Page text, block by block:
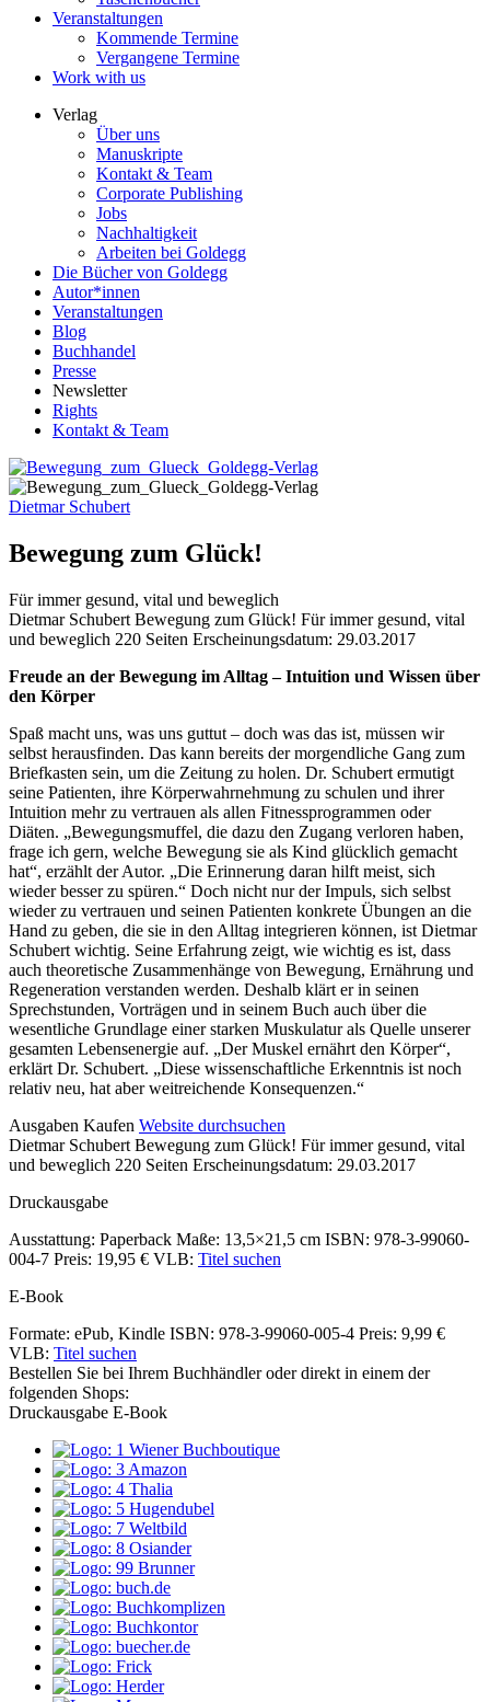
Veranstaltungen
Kommende Termine
Vergangene Termine
Work with us
Verlag
Über uns
Manuskripte
Kontakt & Team
Corporate Publishing
Jobs
Nachhaltigkeit
Arbeiten bei Goldegg
Die Bücher von Goldegg
Autor*innen
Veranstaltungen
Blog
Buchhandel
Presse
Newsletter
Rights
Kontakt & Team
Dietmar Schubert
Bewegung zum Glück!
Für immer gesund, vital und beweglich
Buchdetails
Dietmar Schubert Bewegung zum Glück! Für immer gesund, vital
und beweglich 220 Seiten Erscheinungsdatum: 29.03.2017
Beschreibung
Freude an der Bewegung im Alltag –Intuition und Wissen über
den Körper
Spaß macht uns, was uns guttut – doch was das ist, müssen wir
selbst herausfinden. Das kann bereits der morgendliche Gang zum
Briefkasten sein, um die Zeitung zu holen. Dr. Schubert ermutigt
seine Patienten, ihre Körperwahrnehmung zu schulen und ihrer
Intuition mehr zu vertrauen als allen Fitnessprogrammen oder
Diäten. „Bewegungsmuffel, die dazu den Zugang verloren haben,
frage ich gern, welche Bewegung sie als Kind glücklich gemacht
hat“, erzählt der Autor. „Die Erinnerung daran hilft meist, sich
wieder besser zu spüren.“ Doch nicht nur der Impuls, sich selbst
wieder zu vertrauen und seinen Patienten konkrete Übungen an die
Hand zu geben, die sie in den Alltag integrieren können, ist Dietmar
Schubert wichtig. Seine Erfahrung zeigt, wie wichtig es ist, dass
auch theoretische Zusammenhänge von Bewegung, Ernährung und
Regeneration verstanden werden. Deshalb klärt er in seinen
Sprechstunden, Vorträgen und in seinem Buch auch über die
wesentliche Grundlage einer starken Muskulatur als Quelle unserer
gesamten Lebensenergie auf. „Der Muskel ernährt den Körper“,
erklärt Dr. Schubert. „Diese wissenschaftliche Erkenntnis ist noch
relativ neu, hat aber weitreichende Konsequenzen.“
Details
und
Ausgaben Kaufen Website durchsuchen
Dietmar Schubert Bewegung zum Glück! Für immer gesund, vital
und beweglich 220 Seiten Erscheinungsdatum: 29.03.2017
Druckausgabe
Ausstattung: Paperback Maße: 13,5×21,5 cm ISBN: 978-3-99060-
004-7 Preis: 19,95 € VLB: Titel suchen
E-Book
Formate: ePub, Kindle ISBN: 978-3-99060-005-4 Preis: 9,99 €
VLB: Titel suchen
Bestellen Sie bei Ihrem Buchhändler oder direkt in einem der
folgenden Shops:
Druckausgabe E-Book